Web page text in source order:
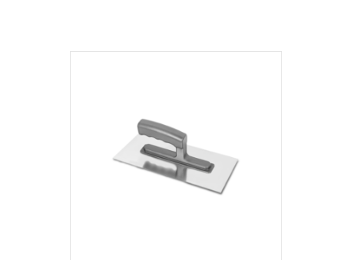
LER MAIS